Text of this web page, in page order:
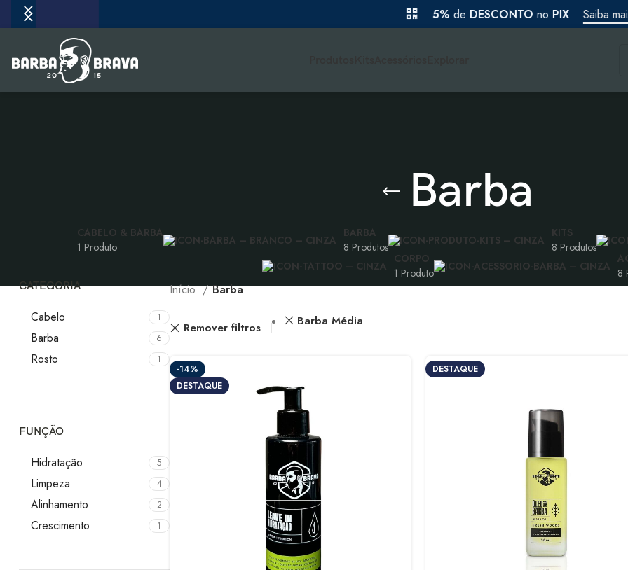
R$
R$
Barba
CABELO & BARBA
1 Produto
BARBA
8 Produtos
KITS
8 Produtos
CORPO
1 Produto
8
CATEGORIA
Cabelo 1
Barba 6
Rosto 1
FUNÇÃO
Hidratação 5
Limpeza 4
Alinhamento 2
Crescimento 1
Início Barba
Remover filtros Barba Média
-14%
DESTAQUE
DESTAQUE
DESCONTOnoPIX Saiba mais